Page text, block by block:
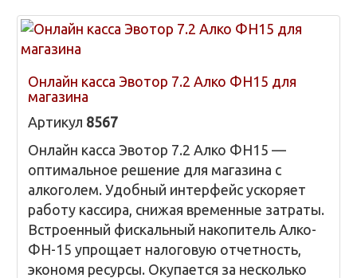
Онлайн касса Эвотор 7.2 Алко ФН15 для
магазина
Артикул 8567
Онлайн касса Эвотор 7.2 Алко ФН15 —
оптимальное решение для магазина с
алкоголем. Удобный интерфейс ускоряет
работу кассира, снижая временные затраты.
Встроенный фискальный накопитель Алко-
ФН-15 упрощает налоговую отчетность,
экономя ресурсы. Окупается за несколько